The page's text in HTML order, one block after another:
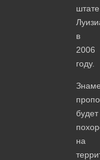
штате
в
2006
году.
будет
на